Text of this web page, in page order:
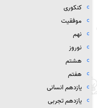
کنکوری
موفقیت
نهم
نوروز
هشتم
هفتم
یازدهم انسانی
یازدهم تجربی